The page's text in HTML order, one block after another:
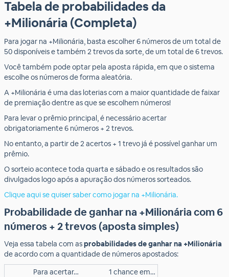
Tabela de probabilidades da
+Milionária (Completa)
Para jogar na +Milionária, basta escolher 6 números de um total de
50 disponíveis e também 2 trevos da sorte, de um total de 6 trevos.
Você também pode optar pela aposta rápida, em que o sistema
escolhe os números de forma aleatória.
A +Milionária é uma das loterias com a maior quantidade de faixar
de premiação dentre as que se escolhem números!
Para levar o prêmio principal, é necessário acertar
obrigatoriamente 6 números + 2 trevos.
No entanto, a partir de 2 acertos + 1 trevo já é possível ganhar um
prêmio.
O sorteio acontece toda quarta e sábado e os resultados são
divulgados logo após a apuração dos números sorteados.
Clique aqui se quiser saber como jogar na +Milionária.
Probabilidade de ganhar na +Milionária com 6
números + 2 trevos (aposta simples)
Veja essa tabela com asprobabilidades de ganhar na +Milionária
de acordo com a quantidade de números apostados:
Para acertar…
1 chance em…